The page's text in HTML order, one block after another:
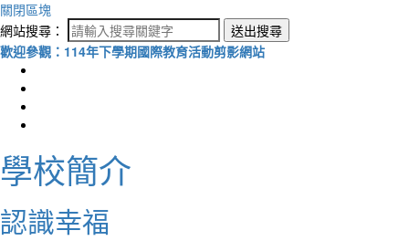
關閉區塊
網站搜尋：
送出搜尋
歡迎參觀：114年下學期國際教育活動剪影網站
學校簡介
認識幸福